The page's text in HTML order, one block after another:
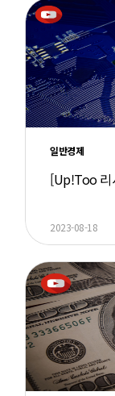
일반경제
[Up!Too 리
2023-08-18